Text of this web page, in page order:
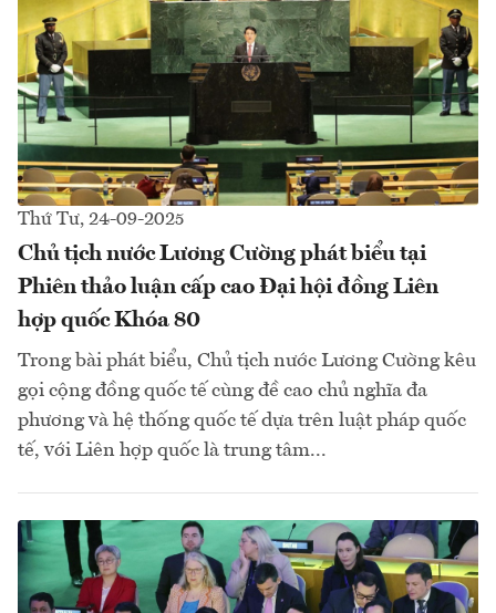
Thứ Tư, 24-09-2025
Chủ tịch nước Lương Cường phát biểu tại
Phiên thảo luận cấp cao Đại hội đồng Liên
hợp quốc Khóa 80
Trong bài phát biểu, Chủ tịch nước Lương Cường kêu
gọi cộng đồng quốc tế cùng đề cao chủ nghĩa đa
phương và hệ thống quốc tế dựa trên luật pháp quốc
tế, với Liên hợp quốc là trung tâm...